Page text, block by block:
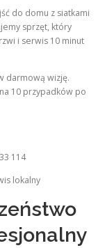
do domu z siatkami
sprzęt, który
i serwis 10 minut
darmową wizję.
10 przypadków po
114
lokalny